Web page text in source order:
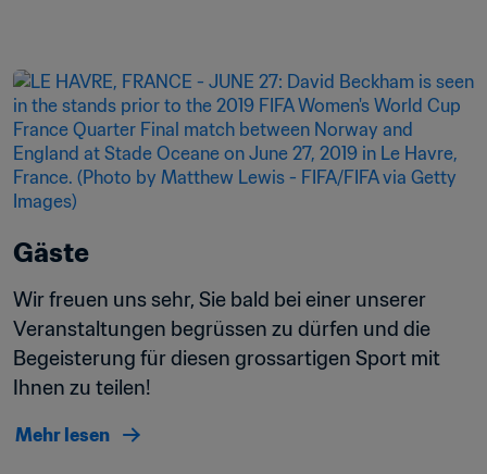
Gäste
Wir freuen uns sehr, Sie bald bei einer unserer
Veranstaltungen begrüssen zu dürfen und die
Begeisterung für diesen grossartigen Sport mit
Ihnen zu teilen!
Mehr lesen